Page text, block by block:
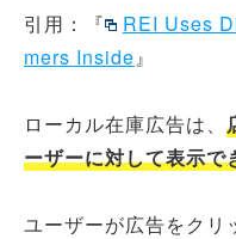
引用：『
REI Uses
mers Inside』
ローカル在庫広告は、
ーザーに対して表示で
ユーザーが広告をクリ